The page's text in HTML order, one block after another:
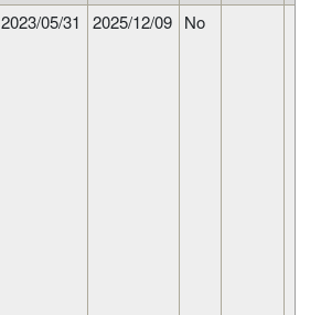
2023/05/31 2025/12/09 No